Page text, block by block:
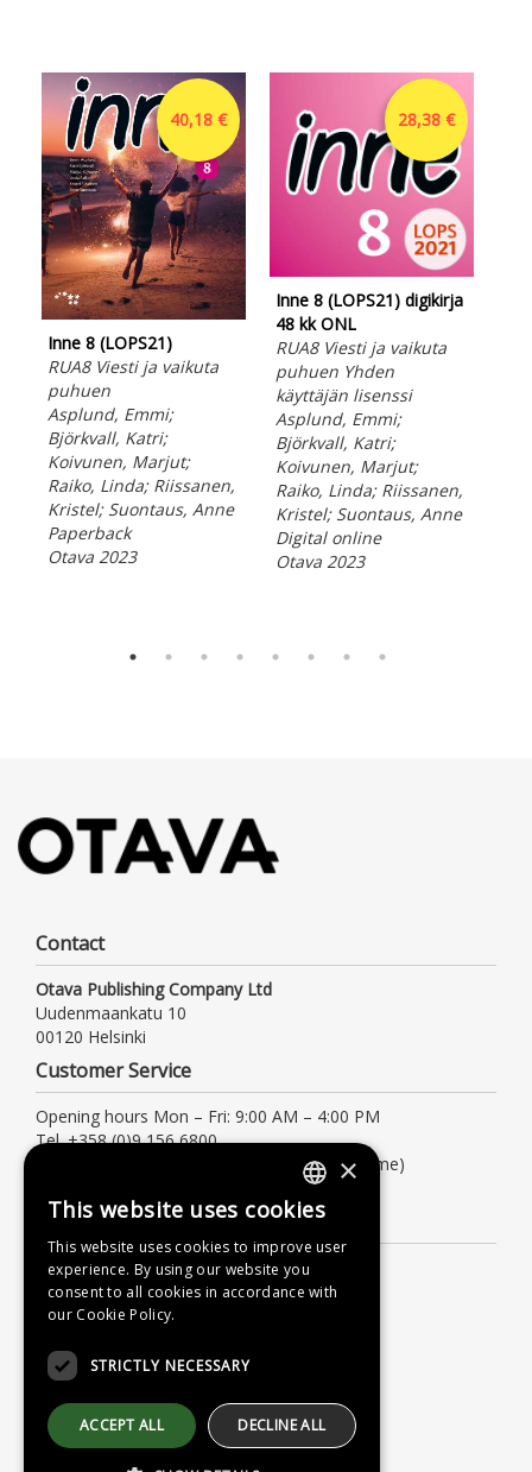
40,18 €
Inne 8 (LOPS21)
RUA8 Viesti ja vaikuta
puhuen
Asplund, Emmi;
Björkvall, Katri;
Koivunen, Marjut;
Raiko, Linda; Riissanen,
Kristel; Suontaus, Anne
Paperback
Otava 2023
28,38 €
Inne 8 (LOPS21) digikirja
48 kk ONL
RUA8 Viesti ja vaikuta
puhuen Yhden
käyttäjän lisenssi
Asplund, Emmi;
Björkvall, Katri;
Koivunen, Marjut;
Raiko, Linda; Riissanen,
Kristel; Suontaus, Anne
Digital online
Otava 2023
Contact
Otava Publishing Company Ltd
Uudenmaankatu 10
00120 Helsinki
Customer Service
Opening hours Mon – Fri: 9:00 AM – 4:00 PM
Tel. +358 (0)9 156 6800
(local/mobile network charge, also waiting time)
Information
Terms of delivery
Instructions
Accessibility Statement
FINNISH
SWEDISH
ENGLISH
×
This website uses cookies
This website uses cookies to improve user
experience. By using our website you
consent to all cookies in accordance with
our Cookie Policy.
STRICTLY NECESSARY
ACCEPT ALL DECLINE ALL